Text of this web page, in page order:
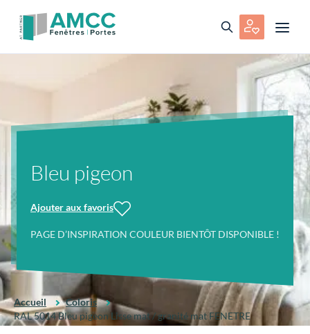
Bleu pigeon
Ajouter aux favoris
PAGE D’INSPIRATION COULEUR BIENTÔT DISPONIBLE !
Accueil
Coloris
RAL 5014 Bleu pigeon Lisse mat / granité mat FENETRE